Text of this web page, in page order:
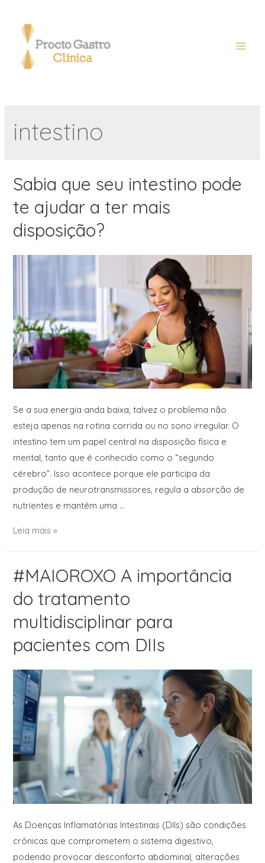
intestino
Sabia que seu intestino pode
te ajudar a ter mais
disposição?
Se a sua energia anda baixa, talvez o problema não
esteja apenas na rotina corrida ou no sono irregular. O
intestino tem um papel central na disposição física e
mental, tanto que é conhecido como o “segundo
cérebro”. Isso acontece porque ele participa da
produção de neurotransmissores, regula a absorção de
nutrientes e mantém uma …
Leia mais »
#MAIOROXO A importância
do tratamento
multidisciplinar para
pacientes com DIIs
As Doenças Inflamatórias Intestinais (DIIs) são condições
crônicas que comprometem o sistema digestivo,
podendo provocar desconforto abdominal, alterações